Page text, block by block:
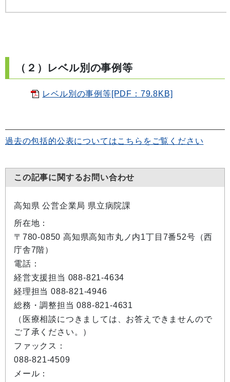
（２）レベル別の事例等
レベル別の事例等[PDF：79.8KB]
過去の包括的公表についてはこちらをご覧ください
この記事に関するお問い合わせ
高知県 公営企業局 県立病院課
所在地：
〒780-0850 高知県高知市丸ノ内1丁目7番52号（西
庁舎7階）
電話：
経営支援担当 088-821-4634
経理担当 088-821-4946
総務・調整担当 088-821-4631
（医療相談につきましては、お答えできませんので
ご了承ください。）
ファックス：
088-821-4509
メール：